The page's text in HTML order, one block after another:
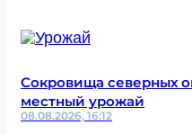
Сокровища северных
местный урожай
08.08.2026, 16:12